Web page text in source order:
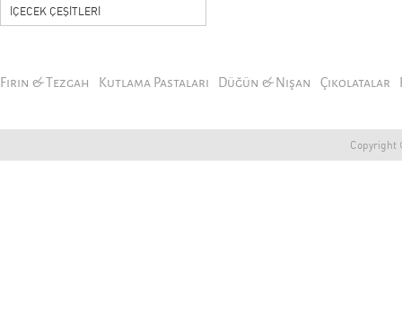
İÇECEK ÇEŞİTLERİ
Fırın & Tezgah Kutlama Pastaları Düğün & Nişan Çikolatalar
Copyright